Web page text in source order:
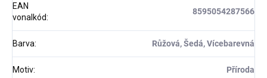
EAN
vonalkód:
8595054287566
Barva: Růžová, Šedá, Vícebarevná
Motiv: Příroda